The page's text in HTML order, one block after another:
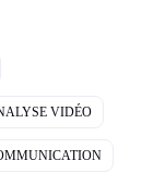
VIDÉO